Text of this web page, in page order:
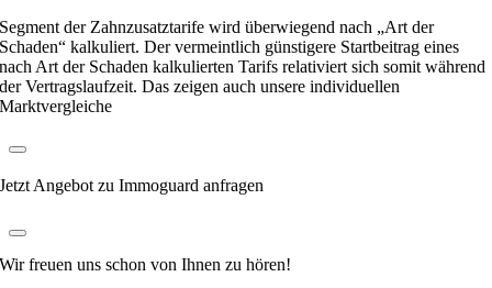
Segment der Zahnzusatztarife wird überwiegend nach „Art der
Schaden“ kalkuliert. Der vermeintlich günstigere Startbeitrag eines
nach Art der Schaden kalkulierten Tarifs relativiert sich somit während
der Vertragslaufzeit. Das zeigen auch unsere individuellen
Marktvergleiche
Jetzt Angebot zu Immoguard anfragen
Wir freuen uns schonvon Ihnen zu hören!